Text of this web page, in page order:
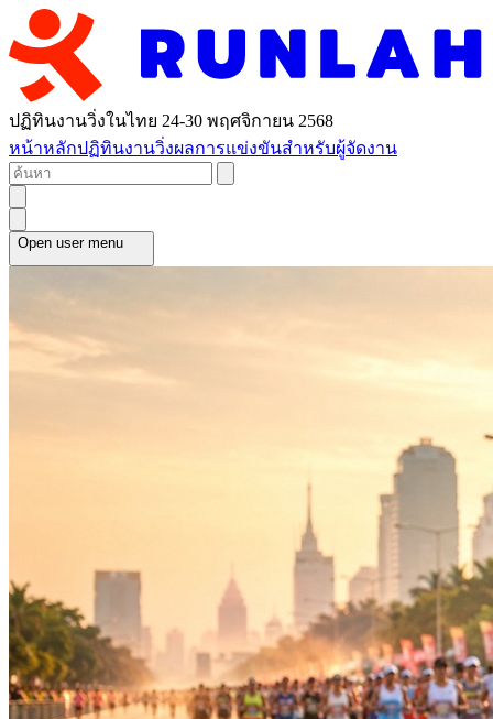
ปฏิทินงานวิ่งในไทย 24-30 พฤศจิกายน 2568
หน้าหลักปฏิทินงานวิ่งผลการแข่งขันสำหรับผู้จัดงาน
Open user menu